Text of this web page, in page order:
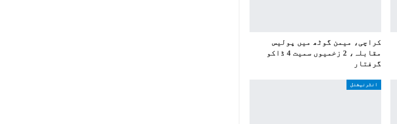
کراچی، میمن گوٹھ میں پولیس
مقابلہ، 2 زخمیوں سمیت 4 ڈاکو
گرفتار
انٹرنیشنل